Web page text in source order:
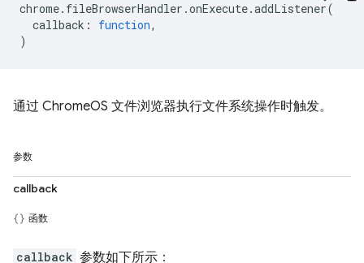
chrome. fileBrowserHandler .onExecute.addListener(
callback : function,
)
通过 ChromeOS 文件浏览器执行文件系统操作时触发。
参数
callback
函数
callback 参数如下所示：